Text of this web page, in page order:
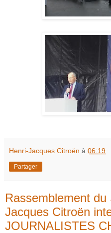
Henri-Jacques Citroën à 06:19
Partager
Rassemblement du
Jacques Citroën
JOURNALISTES